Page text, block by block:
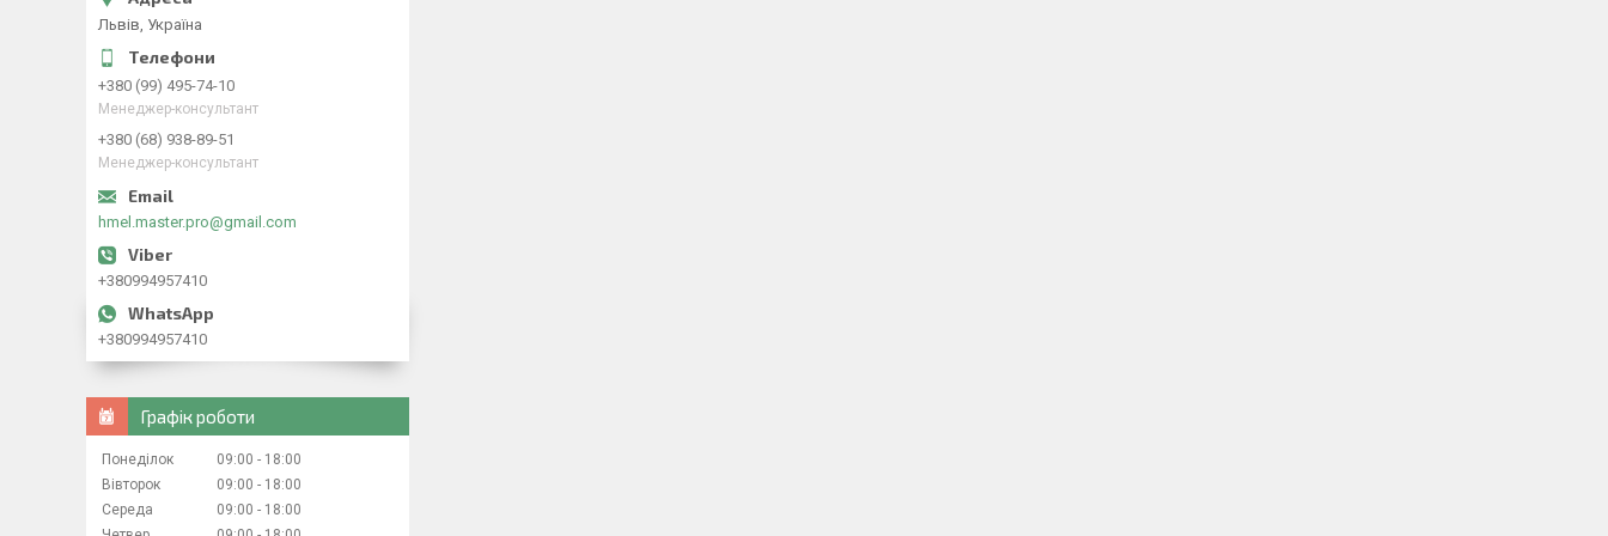
Львів, Україна
+380 (99) 495-74-10
Менеджер-консультант
+380 (68) 938-89-51
Менеджер-консультант
hmel.master.pro@gmail.com
+380994957410
+380994957410
Графік роботи
Понеділок 09:00
18:00
Вівторок
09:00
18:00
Середа
09:00
18:00